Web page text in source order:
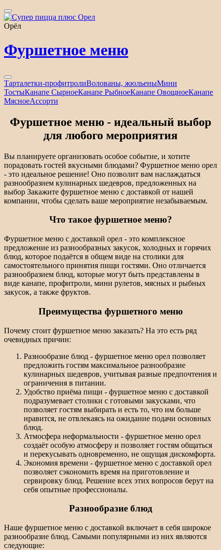
Орёл
Фуршетное меню
Тарталетки-профитролиВолованы, жюльеныМини
ТостыКанапе СырноеКанапе РыбноеКанапе ОвощноеКанапе
МясноеАссорти
Фуршетное меню - идеальный выбор
для любого мероприятия
Вы планируете организовать особое событие, и хотите
порадовать гостей вкусными блюдами? Фуршетное меню орел
- это идеальное решение! Оно позволит вам наслаждаться
разнообразием кулинарных шедевров, предложенных на
выбор Закажите фуршетное меню с доставкой от нашей
компании, чтобы сделать ваше мероприятие незабываемым.
Что такое фуршетное меню?
Фуршетное меню с доставкой орел - это комплексное
предложение из разнообразных закусок, холодных и горячих
блюд, которое подаётся в общем виде на столики для
самостоятельного принятия пищи гостями. Оно отличается
разнообразием блюд, которые могут быть представлены в
виде канапе, профитроли, мини рулетов, мясных и рыбных
закусок, а также фруктов.
Преимущества фуршетного меню
Почему стоит фуршетное меню заказать? На это есть ряд
очевидных причин:
Разнообразие блюд - фуршетное меню орел позволяет
предложить гостям максимальное разнообразие
кулинарных шедевров, учитывая разные предпочтения и
ограничения в питании.
Удобство приёма пищи - фуршетное меню с доставкой
подразумевает столики с готовыми закусками, что
позволяет гостям выбирать и есть то, что им больше
нравится, не отвлекаясь на ожидание подачи основных
блюд.
Атмосфера неформальности - фуршетное меню орел
создаёт особую атмосферу и позволяет гостям общаться
и перекусывать одновременно, не ощущая дискомфорта.
Экономия времени - фуршетное меню с доставкой орел
позволяет сэкономить время на приготовление и
сервировку блюд. Решение всех этих вопросов берут на
себя опытные профессионалы.
Разнообразие блюд
Наше фуршетное меню с доставкой включает в себя широкое
разнообразие блюд. Самыми популярными из них являются
следующие: